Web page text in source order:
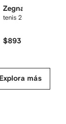
Zegna
tenis 232
$893
Explora más